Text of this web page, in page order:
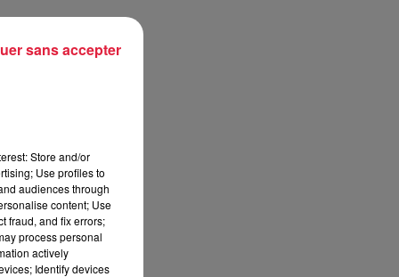
Store and/or
Use profiles to
audiences through
content; Use
fraud, and fix errors;
process personal
actively
Identify devices
sans accepter